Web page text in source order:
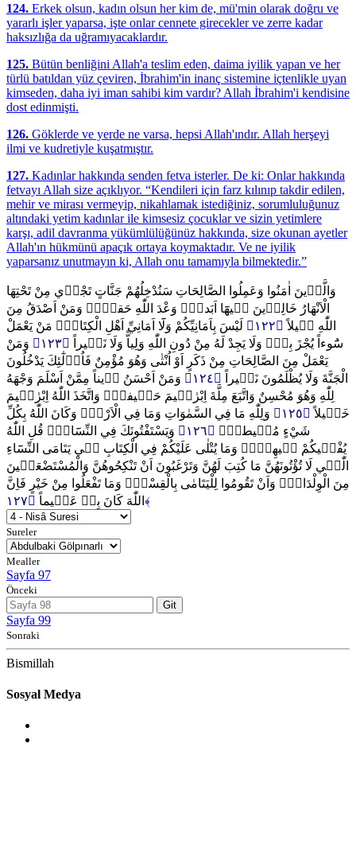
124. Erkek olsun, kadın olsun her kim de, mü'min olarak doğru ve
yararlı işler yaparsa, işte onlar cennete girecekler ve zerre kadar
haksızlığa da uğramıyacaklardır.
125. Bütün benliğini Allah'a teslim eden, daima iyilik yapan ve her
türlü batıldan yüz çeviren, İbrahim'in inanç sistemine içtenlikle uyan
kimseden, daha iyi iman sahibi kim vardır? Allah İbrahim'i kendisine
dost edinmişti.
126. Göklerde ve yerde ne varsa, hepsi Allah'ındır. Allah herşeyi
ilmi ve kudretiyle kuşatmıştır.
127. Kadınlar hakkında senden fetva isterler. De ki: Onlar hakkında
fetvayı Allah size açıklıyor. “Kendileri için farz kılınıp takdir edilen,
mehir ve mirası vermeyip, nikahlamak istediğiniz, sorumluluğunuz
altındaki yetim kadınlar ile kimsesiz çocuklar ve sizin yetimlere
karşı, adil davranma yükümlülüğünüz hakkında, size okunan ayetler
Allah'ın hükmünü apaçık ortaya koymaktadır. Ve ne iyilik
yaparsanız unutmayın ki, Allah onu tamamıyla bilmektedir.”
وَالَّذ۪ينَ اٰمَنُوا وَعَمِلُوا الصَّالِحَاتِ سَنُدْخِلُهُمْ جَنَّاتٍ تَجْر۪ي مِنْ تَحْتِهَا
الْاَنْهَارُ خَالِد۪ينَ ف۪يهَٓا اَبَداًۜ وَعْدَ اللّٰهِ حَقاًّۜ وَمَنْ اَصْدَقُ مِنَ
اللّٰهِ ق۪يلاً ﴿١٢٢﴾
لَيْسَ بِاَمَانِيِّكُمْ وَلَٓا اَمَانِيِّ اَهْلِ الْكِتَابِۜ مَنْ يَعْمَلْ
سُٓوءاً يُجْزَ بِه۪ۙ وَلَا يَجِدْ لَهُ مِنْ دُونِ اللّٰهِ وَلِياًّ وَلَا نَص۪يراً
﴿١٢٣﴾
وَمَنْ
يَعْمَلْ مِنَ الصَّالِحَاتِ مِنْ ذَكَرٍ اَوْ اُنْثٰى وَهُوَ مُؤْمِنٌ فَاُو۬لٰٓئِكَ يَدْخُلُونَ
الْجَنَّةَ وَلَا يُظْلَمُونَ نَق۪يراً
﴿١٢٤﴾
وَمَنْ اَحْسَنُ د۪يناً مِمَّنْ اَسْلَمَ وَجْهَهُ
لِلّٰهِ وَهُوَ مُحْسِنٌ وَاتَّبَعَ مِلَّةَ اِبْرٰه۪يمَ حَن۪يفاًۜ وَاتَّخَذَ اللّٰهُ اِبْرٰه۪يمَ
خَل۪يلاً ﴿١٢٥﴾
وَلِلّٰهِ مَا فِي السَّمٰوَاتِ وَمَا فِي الْاَرْضِۜ وَكَانَ اللّٰهُ بِكُلِّ
شَيْءٍ مُح۪يطاً۟ ﴿١٢٦﴾
وَيَسْتَفْتُونَكَ فِي النِّسَٓاءِۜ قُلِ اللّٰهُ
يُفْت۪يكُمْ ف۪يهِنَّۙ وَمَا يُتْلٰى عَلَيْكُمْ فِي الْكِتَابِ ف۪ي يَتَامَى النِّسَٓاءِ
الّٰت۪ي لَا تُؤْتُونَهُنَّ مَا كُتِبَ لَهُنَّ وَتَرْغَبُونَ اَنْ تَنْكِحُوهُنَّ وَالْمُسْتَضْعَف۪ينَ
مِنَ الْوِلْدَانِۙ وَاَنْ تَقُومُوا لِلْيَتَامٰى بِالْقِسْطِۜ وَمَا تَفْعَلُوا مِنْ خَيْرٍ فَاِنَّ
اللّٰهَ كَانَ بِه۪ عَل۪يماً ﴿١٢٧﴾
Sureler
Mealler
Sayfa 97
Önceki
Git
Sayfa 99
Sonraki
Bismillah
Sosyal Medya